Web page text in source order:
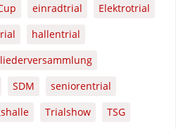
einradtrial
Elektrotrial
hallentrial
SDM
seniorentrial
Trialshow
TSG